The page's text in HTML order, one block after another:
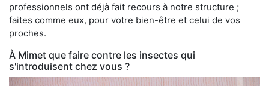
professionnels ont déjà fait recours à notre structure ;
faites comme eux, pour votre bien-être et celui de vos
proches.
À Mimet que faire contre les insectes qui
s'introduisent chez vous ?